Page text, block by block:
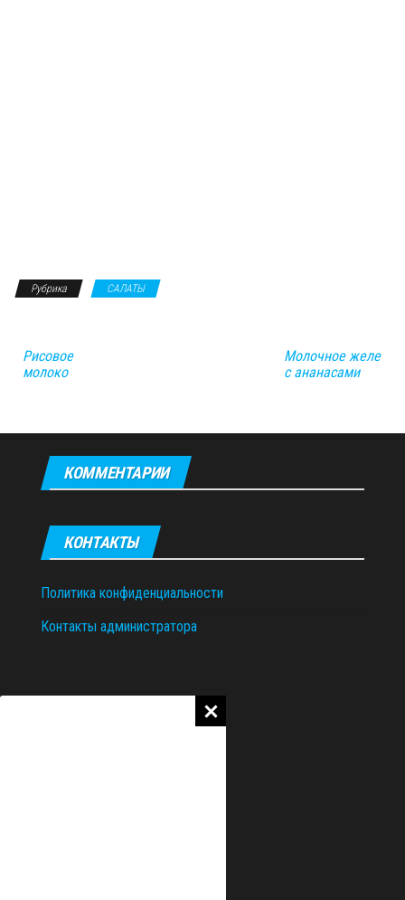
Рубрика САЛАТЫ
Рисовое
молоко
Молочное желе
с ананасами
КОММЕНТАРИИ
КОНТАКТЫ
Политика конфиденциальности
Контакты администратора